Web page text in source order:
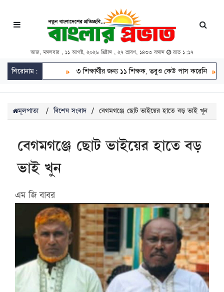
আজ, মঙ্গলবার , ১১ আগস্ট, ২০২৬ খ্রিষ্টাব্দ , ২৭ শ্রাবণ, ১৪৩৩ বঙ্গাব্দ রাত ১:১৭
শিরোনাম: ৩ শিক্ষার্থীর জন্য ১১ শিক্ষক, তবুও কেউ পাস করেনি ৫ বছর
মূলপাতা / বিশেষ সংবাদ / বেগমগঞ্জে ছোট ভাইয়ের হাতে বড় ভাই খুন
বেগমগঞ্জে ছোট ভাইয়ের হাতে বড়
ভাই খুন
এম জি বাবর